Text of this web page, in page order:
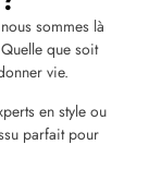
sommes là
que soit
vie.
en style ou
parfait pour